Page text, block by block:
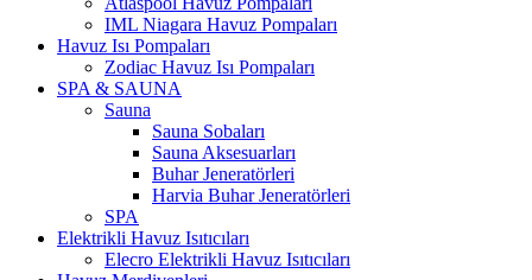
IML Niagara Havuz Pompaları
Havuz Isı Pompaları
Zodiac Havuz Isı Pompaları
SPA & SAUNA
Sauna
Sauna Sobaları
Sauna Aksesuarları
Buhar Jeneratörleri
Harvia Buhar Jeneratörleri
SPA
Elektrikli Havuz Isıtıcıları
Elecro Elektrikli Havuz Isıtıcıları